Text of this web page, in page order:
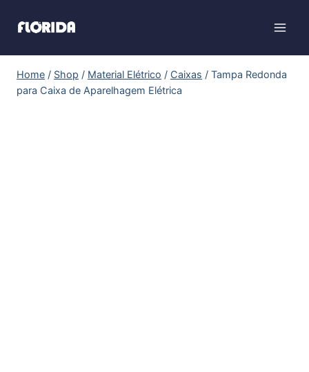
Home / Shop / Material Elétrico / Caixas / Tampa Redonda
para Caixa de Aparelhagem Elétrica